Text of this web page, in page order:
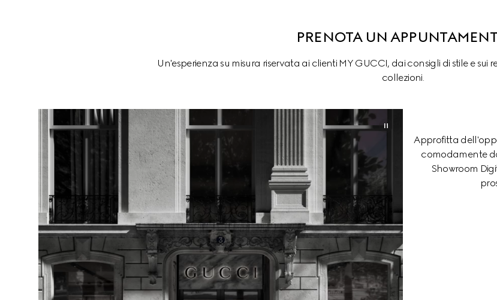
PRENOTA UN
Un'esperienza su misura riservata ai clienti MY GUCCI, dai consigli di stile e
collezioni.
Approfitta
comodamente
Showroom